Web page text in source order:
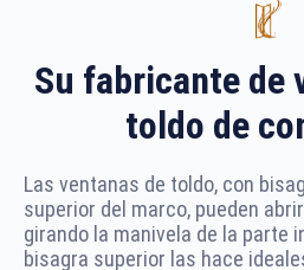
Su fabricante de
toldo de
Las ventanas de toldo, con
superior del marco, pueden
girando la manivela de la parte
bisagra superior las hace